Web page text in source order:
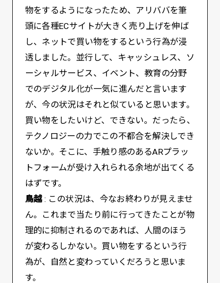
物をするようになったため、アリババを筆
頭に各種ECサイトが大きく売り上げを伸ば
し、ネットで買い物をするという行為が浸
透しました。並行して、キャッシュレス、ソ
ーシャルサービス、イベント、教育の分野
でのデジタル化が一気に進んだと言います
が、今の状況はそれと似ていると思います。
買い物をしたいけど、できない。だったら、
テクノロジーの力でこの不都合を解決しでき
ないか。そこに、手触り感のあるARプラッ
トフォームが受け入れられる余地が出てくる
はずです。
鳥越: この状況は、今なお終わりが見えませ
ん。これまで当たり前に行ってきたことが物
理的に抑制されるのであれば、人間のほう
が変わるしかない。買い物をするという行
為が、自然と変わっていくだろうと思いま
す。